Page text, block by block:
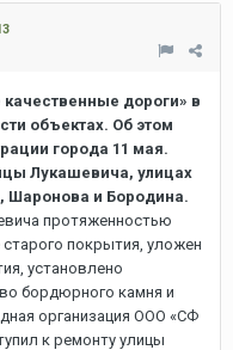
дороги» в
объектах. Об этом
города 11 мая.
Лукашевича, улицах
Шаронова и Бородина.
протяженностью
покрытия, уложен
установлено
бордюрного камня и
организация ООО «СФ
к ремонту улицы